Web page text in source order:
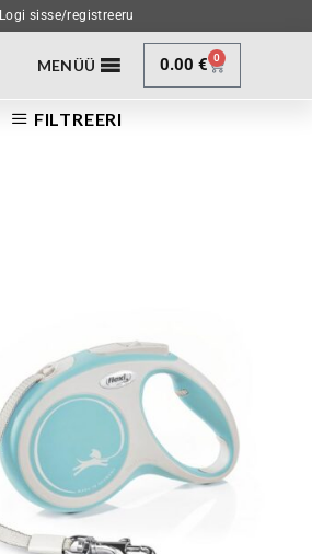
Logi sisse/registreeru
MENÜÜ 0.00€ 0
FILTREERI